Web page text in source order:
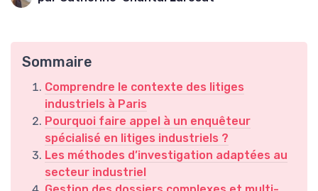
Sommaire
Comprendre le contexte des litiges
industriels à Paris
Pourquoi faire appel à un enquêteur
spécialisé en litiges industriels ?
Les méthodes d’investigation adaptées au
secteur industriel